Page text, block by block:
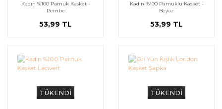
Kadın %100 Pamuk Kasket -
Pembe
53,99 TL
Kadın %100 Pamuklu Kasket -
Beyaz
53,99 TL
TÜKENDİ TÜKENDİ